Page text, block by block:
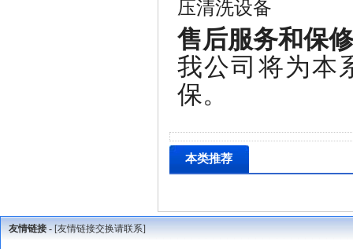
售后服务和保
我公司将为本
保。
本类推荐
友情链接 - [友情链接交换请联系]